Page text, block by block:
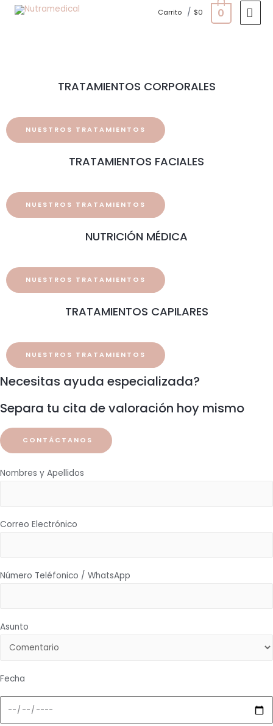
Carrito / $0 0
TRATAMIENTOS CORPORALES
NUESTROS TRATAMIENTOS
TRATAMIENTOS FACIALES
NUESTROS TRATAMIENTOS
NUTRICIÓN MÉDICA
NUESTROS TRATAMIENTOS
TRATAMIENTOS CAPILARES
NUESTROS TRATAMIENTOS
Necesitas ayuda especializada?
Separa tu cita de valoración hoy mismo
CONTÁCTANOS
Nombres y Apellidos
Correo Electrónico
Número Teléfonico / WhatsApp
Asunto
Fecha